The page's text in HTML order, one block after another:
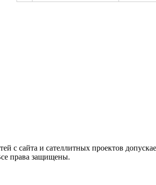
с сайта и сателлитных проектов
права защищены.